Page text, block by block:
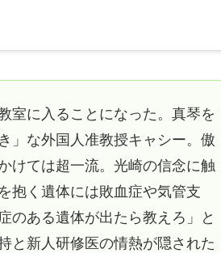
室に入ることになった。真琴を
」な外国人准教授キャシー。傲
けては超一流。光崎の信念に触
抱く遺体には敗血症や気管支
のある遺体が出たら教えろ」と
新人研修医の情熱が隠された